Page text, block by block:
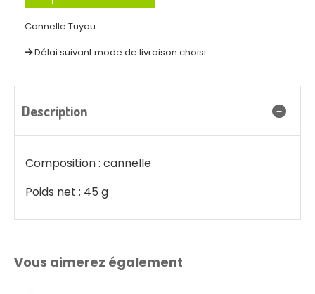
Cannelle Tuyau
Délai suivant mode de livraison choisi
Description
Composition : cannelle
Poids net : 45 g
Vous aimerez également